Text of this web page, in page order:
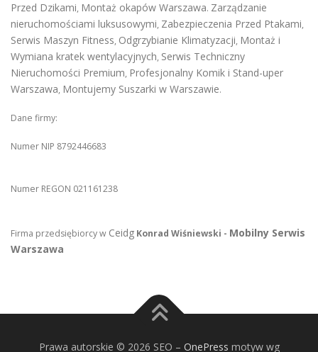
Przed Dzikami, Montaż okapów Warszawa. Zarządzanie
nieruchomościami luksusowymi, Zabezpieczenia Przed Ptakami,
Serwis Maszyn Fitness, Odgrzybianie Klimatyzacji, Montaż i
Wymiana kratek wentylacyjnych, Serwis Techniczny
Nieruchomości Premium, Profesjonalny Komik i Stand-uper
Warszawa, Montujemy Suszarki w Warszawie.
Dane firmy:
Numer NIP 8792446683
Numer REGON 021161238
Firma przedsiębiorcy w Ceidg Konrad Wiśniewski - Mobilny Serwis
Warszawa
Prawa autorskie © 2026 SEO – OnePress motyw wg